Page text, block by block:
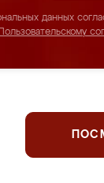
данных
Пользовательскому